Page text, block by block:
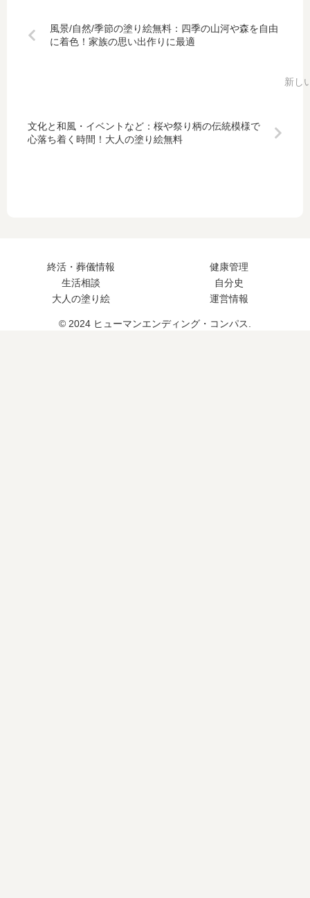
風景/自然/季節の塗り絵無料：四季の山河や森を自由
に着色！家族の思い出作りに最適
文化と和風・イベントなど：桜や祭り柄の伝統模様で
心落ち着く時間！大人の塗り絵無料
終活・葬儀情報
健康管理
生活相談
自分史
大人の塗り絵
運営情報
© 2024 ヒューマンエンディング・コンパス.